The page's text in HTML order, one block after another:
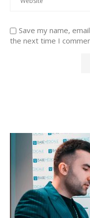
Save my name,
the next time I